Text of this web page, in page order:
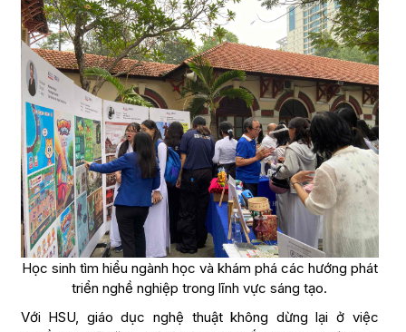
Học sinh tìm hiểu ngành học và khám phá các hướng phát
triển nghề nghiệp trong lĩnh vực sáng tạo.
Với HSU, giáo dục nghệ thuật không dừng lại ở việc